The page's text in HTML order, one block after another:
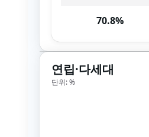
70.8%
연립·다세대
단위: %